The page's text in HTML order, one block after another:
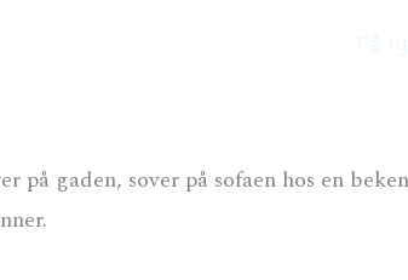
Få
på gaden, sover på sofaen hos en